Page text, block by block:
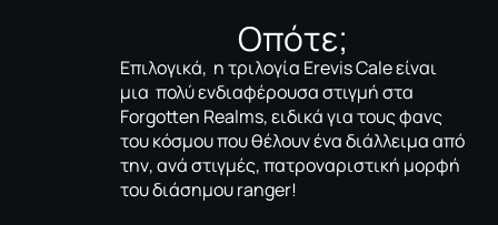
Οπότε;
Επιλογικά, η τριλογία Erevis Cale είναι
μια πολύ ενδιαφέρουσα στιγμή στα
Forgotten Realms, ειδικά για τους φανς
του κόσμου που θέλουν ένα διάλλειμα από
την, ανά στιγμές, πατροναριστική μορφή
του διάσημου ranger!